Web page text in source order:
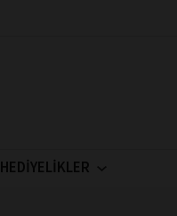
HEDİYELİKLER